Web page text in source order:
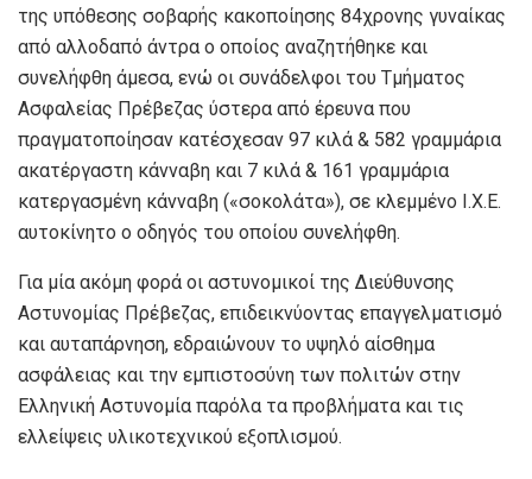
της υπόθεσης σοβαρής κακοποίησης 84χρονης γυναίκας
από αλλοδαπό άντρα ο οποίος αναζητήθηκε και
συνελήφθη άμεσα, ενώ οι συνάδελφοι του Τμήματος
Ασφαλείας Πρέβεζας ύστερα από έρευνα που
πραγματοποίησαν κατέσχεσαν 97 κιλά & 582 γραμμάρια
ακατέργαστη κάνναβη και 7 κιλά & 161 γραμμάρια
κατεργασμένη κάνναβη («σοκολάτα»), σε κλεμμένο Ι.Χ.Ε.
αυτοκίνητο ο οδηγός του οποίου συνελήφθη.
Για μία ακόμη φορά οι αστυνομικοί της Διεύθυνσης
Αστυνομίας Πρέβεζας, επιδεικνύοντας επαγγελματισμό
και αυταπάρνηση, εδραιώνουν το υψηλό αίσθημα
ασφάλειας και την εμπιστοσύνη των πολιτών στην
Ελληνική Αστυνομία παρόλα τα προβλήματα και τις
ελλείψεις υλικοτεχνικού εξοπλισμού.